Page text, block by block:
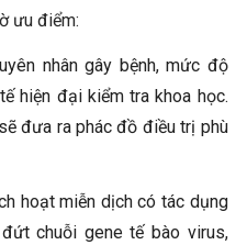
ưu điểm:
nhân gây bệnh, mức độ
hiện đại kiểm tra khoa học.
đưa ra phác đồ điều trị phù
hoạt miễn dịch có tác dụng
chuỗi gene tế bào virus,